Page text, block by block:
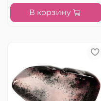
В корзину